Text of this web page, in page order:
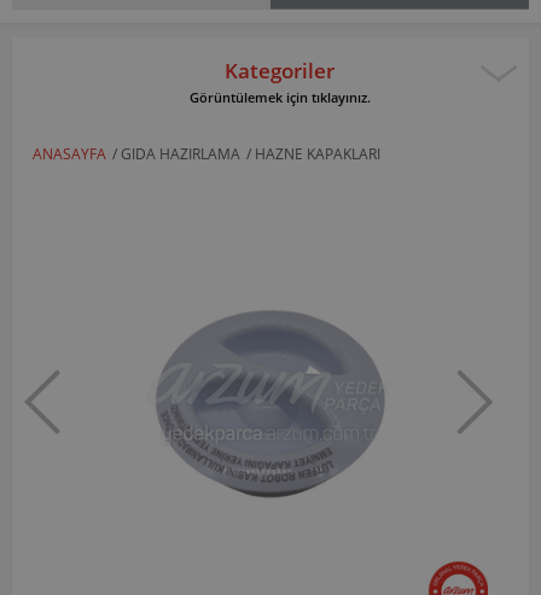
Kategoriler
Görüntülemek için tıklayınız.
ANASAYFA / GIDA HAZIRLAMA / HAZNE KAPAKLARI